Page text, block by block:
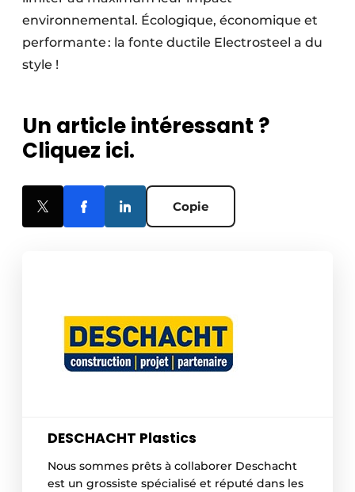
environnemental. Écologique, économique et
performante : la fonte ductile Electrosteel a du
style !
Un article intéressant ?
Cliquez ici.
Copie
DESCHACHT Plastics
Nous sommes prêts à collaborer Deschacht
est un grossiste spécialisé et réputé dans les